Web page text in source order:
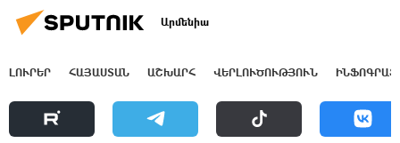
Արմենիա
ԼՈՒՐԵՐ ՀԱՅԱՍՏԱՆ ԱՇԽԱՐՀ ՎԵՐԼՈՒԾՈՒԹՅՈՒՆ